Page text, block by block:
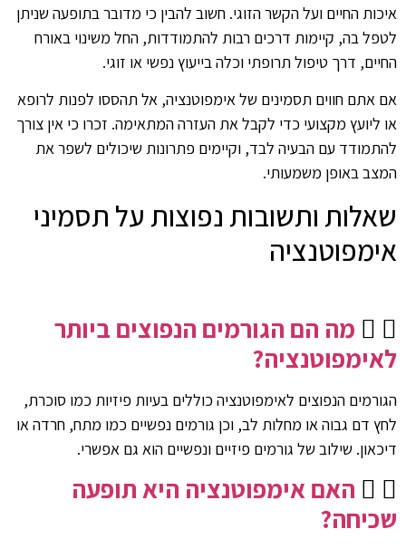
איכות החיים ועל הקשר הזוגי. חשוב להבין כי מדובר בתופעה שניתן
לטפל בה, קיימות דרכים רבות להתמודדות, החל משינוי באורח
החיים, דרך טיפול תרופתי וכלה בייעוץ נפשי או זוגי.
אם אתם חווים תסמינים של אימפוטנציה, אל תהססו לפנות לרופא
או ליועץ מקצועי כדי לקבל את העזרה המתאימה. זכרו כי אין צורך
להתמודד עם הבעיה לבד, וקיימים פתרונות שיכולים לשפר את
המצב באופן משמעותי.
שאלות ותשובות נפוצות על תסמיני
אימפוטנציה
מה הם הגורמים הנפוצים ביותר
לאימפוטנציה?
הגורמים הנפוצים לאימפוטנציה כוללים בעיות פיזיות כמו סוכרת,
לחץ דם גבוה או מחלות לב, וכן גורמים נפשיים כמו מתח, חרדה או
דיכאון. שילוב של גורמים פיזיים ונפשיים הוא גם אפשרי.
האם אימפוטנציה היא תופעה
שכיחה?